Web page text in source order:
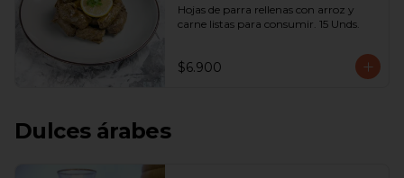
Hojas de parra rellenas con arroz y
carne listas para consumir. 15 Unds.
$6.900
Dulces árabes